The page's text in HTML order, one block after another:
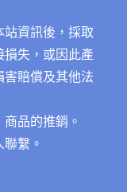
資訊後，採取
失，或因此產
賠償及其他法
品的推銷。
聯繫。